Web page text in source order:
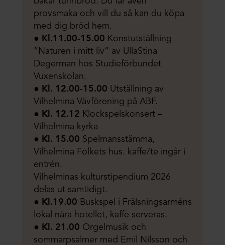
provsmaka och vill du så kan du köpa
med dig bröd hem.
● Kl.11.00-15.00 Konstutställning
”Naturen i mitt liv” av UllaStina
Degerman hos Studieförbundet
Vuxenskolan.
●
Kl. 12.00-15.00 Utställning av
Vilhelmina Vävförening på ABF.
●
Kl. 12.12 Klockspelskonsert –
Vilhelmina kyrka
●
Kl. 15.00 Spelmansstämma,
Vilhelmina Folkets hus. kaffe/te ingår i
entrén.
Vilhelminas kulturstipendium 2026
delas ut samtidigt.
●
Kl.19.00 Buskspel i Frälsningsarméns
lokal nära hotellet, kaffe serveras.
●
Kl. 21.00 Orgelmusik och
sommarpsalmer med Emil Nilsson och